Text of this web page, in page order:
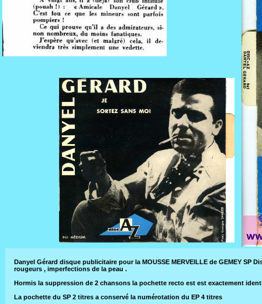
Danyel Gérard disque publicitaire pour la MOUSSE MERVEILLE de GEMEY
rougeurs , imperfections de la peau .
Hormis la suppression de 2 chansons la pochette recto est est exactement
La pochette du SP 2 titres a conservé la numérotation du EP 4 titres